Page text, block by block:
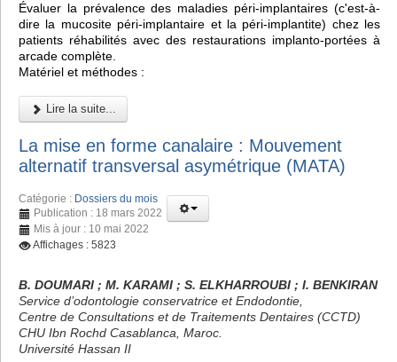
Évaluer la prévalence des maladies péri-implantaires (c'est-à-
dire la mucosite péri-implantaire et la péri-implantite) chez les
patients réhabilités avec des restaurations implanto-portées à
arcade complète.
Matériel et méthodes :
Lire la suite...
La mise en forme canalaire : Mouvement
alternatif transversal asymétrique (MATA)
Catégorie : Dossiers du mois
Publication : 18 mars 2022
Mis à jour : 10 mai 2022
Affichages : 5823
B. DOUMARI ; M. KARAMI ; S. ELKHARROUBI ; I. BENKIRAN
Service d’odontologie conservatrice et Endodontie,
Centre de Consultations et de Traitements Dentaires (CCTD)
CHU Ibn Rochd Casablanca, Maroc.
Université Hassan II